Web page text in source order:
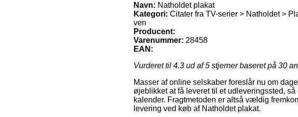
Navn: Natholdet plakat
Kategori: Citater fra TV-serier > Natholdet >
ven
Producent:
Varenummer: 28458
EAN:
Vurderet til 4.3 ud af 5 stjerner baseret på 30
Masser af online selskaber foreslår nu om
øjeblikket at få leveret til et udleveringssted,
kalender. Fragtmetoden er altså vældig
levering ved køb af Natholdet plakat.